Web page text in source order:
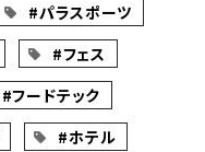
#パラスポーツ
#フェス
#フードテック
#ホテル